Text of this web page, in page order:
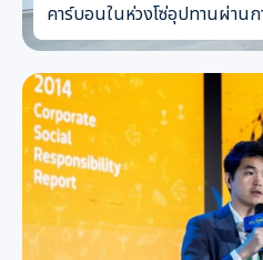
คาร์บอนในห่วงโซ่อุปทานผ่าน